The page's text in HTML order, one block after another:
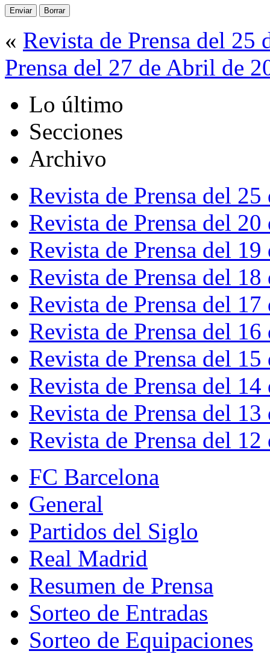
« Revista de Prensa del 25
Prensa del 27 de Abril de
Lo último
Secciones
Archivo
Revista de Prensa del
Revista de Prensa del
Revista de Prensa del
Revista de Prensa del
Revista de Prensa del
Revista de Prensa del
Revista de Prensa del
Revista de Prensa del
Revista de Prensa del
Revista de Prensa del
FC Barcelona
General
Partidos del Siglo
Real Madrid
Resumen de Prensa
Sorteo de Entradas
Sorteo de Equipaciones